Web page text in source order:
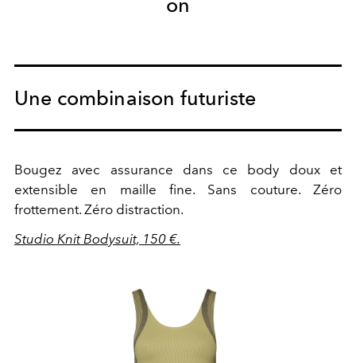
on
Une combinaison futuriste
Bougez avec assurance dans ce body doux et
extensible en maille fine. Sans couture. Zéro
frottement. Zéro distraction.
Studio Knit Bodysuit, 150 €.